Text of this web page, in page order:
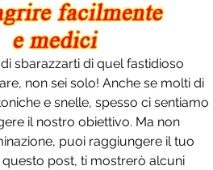
sbarazzarti di quel fastidioso
non sei solo! Anche se molti di
e snelle, spesso ci sentiamo
il nostro obiettivo. Ma non
puoi raggiungere il tuo
post, ti mostrerò alcuni